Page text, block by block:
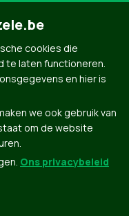
cookies die
te laten functioneren.
en hier is
we ook gebruik van
om de website
Ons privacybeleid